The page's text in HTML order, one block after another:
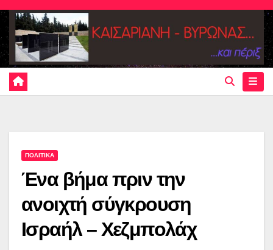
Skip
content
ΠΟΛΙΤΙΚΑ
Ένα βήμα πριν την
ανοιχτή σύγκρουση
Ισραήλ – Χεζμπολάχ